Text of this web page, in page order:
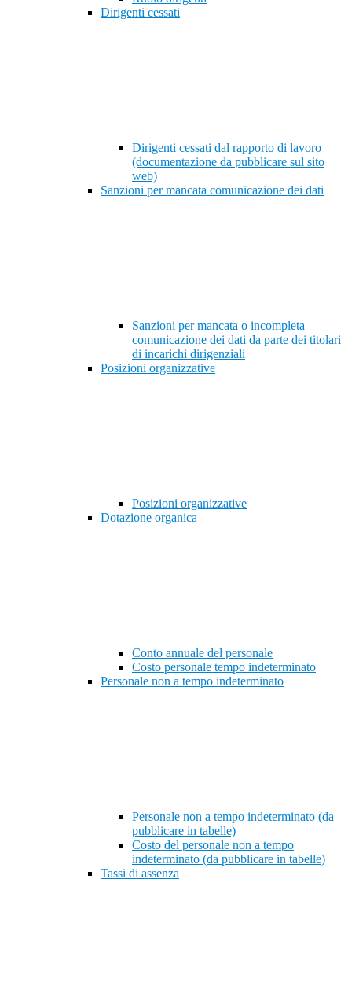
Dirigenti cessati
Dirigenti cessati dal rapporto di lavoro
(documentazione da pubblicare sul sito
web)
Sanzioni per mancata comunicazione dei dati
Sanzioni per mancata o incompleta
comunicazione dei dati da parte dei titolari
di incarichi dirigenziali
Posizioni organizzative
Posizioni organizzative
Dotazione organica
Conto annuale del personale
Costo personale tempo indeterminato
Personale non a tempo indeterminato
Personale non a tempo indeterminato (da
pubblicare in tabelle)
Costo del personale non a tempo
indeterminato (da pubblicare in tabelle)
Tassi di assenza